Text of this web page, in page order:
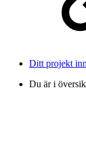
Ditt projekt
Du är i